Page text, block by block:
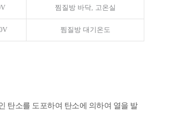
찜질방 바닥, 고온실
찜질방 대기온도
탄소를 도포하여 탄소에 의하여 열을 발